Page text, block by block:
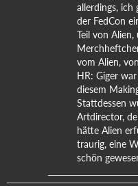
allerdings, ich
der FedCon
Teil von
vom Alien,
HR: Giger
diesem
Stattdessen
Artdirector,
hätte Alien
traurig, eine
schön